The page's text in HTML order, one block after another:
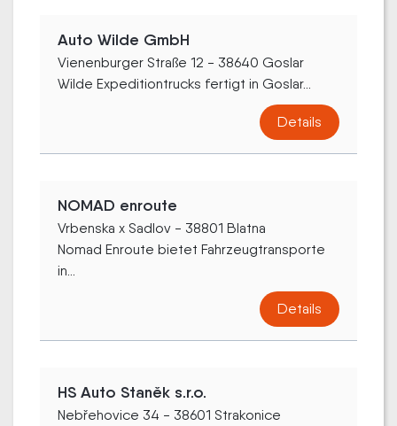
Auto Wilde GmbH
Vienenburger Straße 12 - 38640 Goslar
Wilde Expeditiontrucks fertigt in Goslar...
Details
NOMAD enroute
Vrbenska x Sadlov - 38801 Blatna
Nomad Enroute bietet Fahrzeugtransporte
in...
Details
HS Auto Staněk s.r.o.
Nebřehovice 34 - 38601 Strakonice